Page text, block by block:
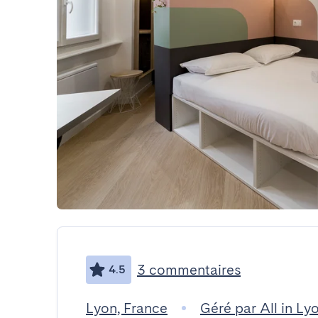
4.5 3 commentaires
Lyon, France Géré par All in